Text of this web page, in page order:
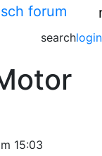
login
search
15:03